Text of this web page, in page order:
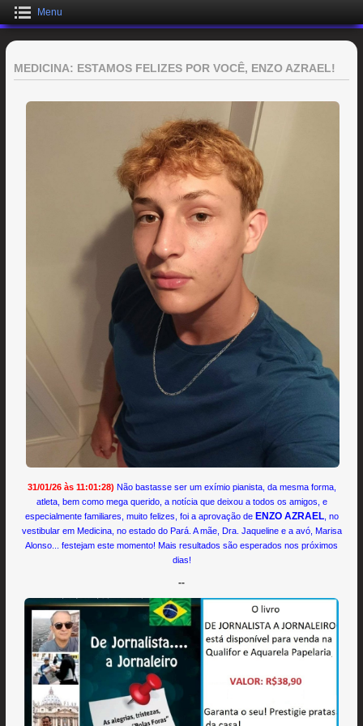
Menu
MEDICINA: ESTAMOS FELIZES POR VOCÊ, ENZO AZRAEL!
31/01/26 às 11:01:28) Não bastasse ser um exímio pianista, da mesma forma,
atleta, bem como mega querido, a notícia que deixou a todos os amigos, e
especialmente familiares, muito felizes, foi a aprovação de ENZO AZRAEL, no
vestibular em Medicina, no estado do Pará. A mãe, Dra. Jaqueline e a avó, Marisa
Alonso... festejam este momento! Mais resultados são esperados nos próximos
dias!
--